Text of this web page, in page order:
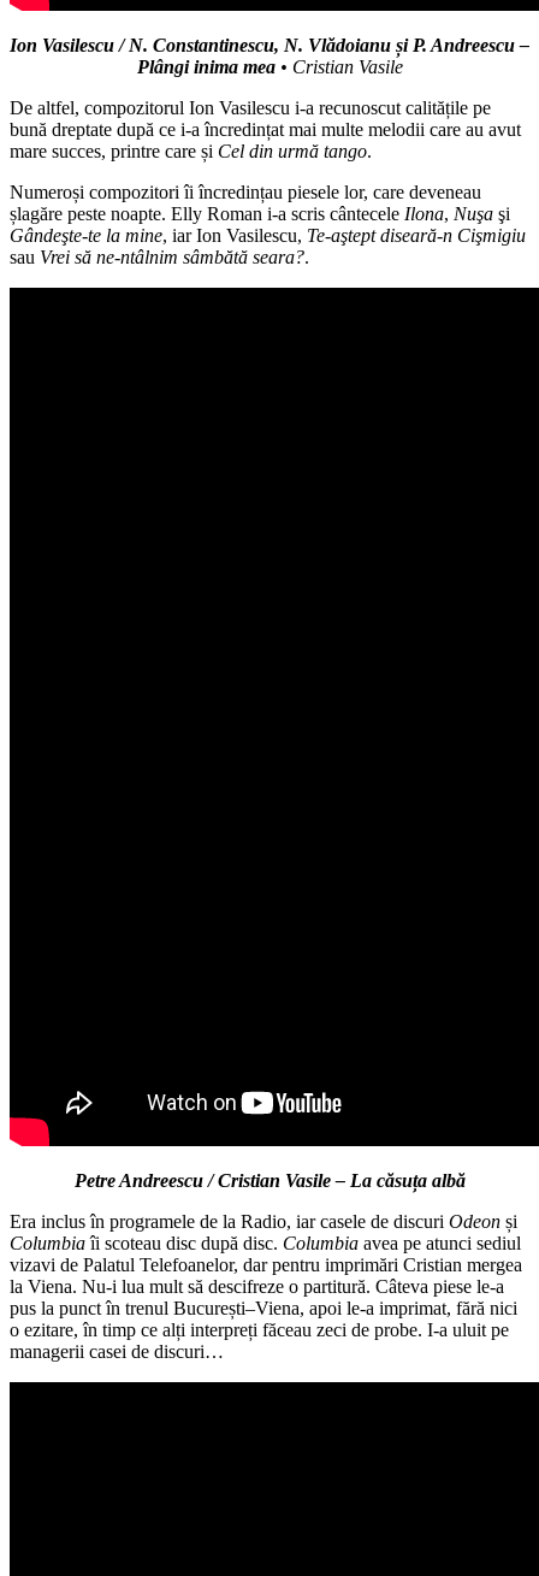
Ion Vasilescu / N. Constantinescu, N. Vlădoianu și P. Andreescu –
Plângi inima mea• Cristian Vasile
De altfel, compozitorul Ion Vasilescu i-a recunoscut calitățile pe
bună dreptate după ce i-a încredințat mai multe melodii care au avut
mare succes, printre care și Cel din urmă tango.
Numeroși compozitori îi încredințau piesele lor, care deveneau
șlagăre peste noapte. Elly Roman i-a scris cântecele Ilona, Nuşa şi
Gândeşte-te la mine, iar Ion Vasilescu, Te-aştept diseară-n Cişmigiu
sau Vrei să ne-ntâlnim sâmbătă seara?.
Petre Andreescu / Cristian Vasile – La căsuța albă
Era inclus în programele de la Radio, iar casele de discuri Odeon și
Columbiaîi scoteau disc după disc. Columbia avea pe atunci sediul
vizavi de Palatul Telefoanelor, dar pentru imprimări Cristian mergea
la Viena. Nu-i lua mult să descifreze o partitură. Câteva piese le-a
pus la punct în trenul București–Viena, apoi le-a imprimat, fără nici
o ezitare, în timp ce alți interpreți făceau zeci de probe. I-a uluit pe
managerii casei de discuri…